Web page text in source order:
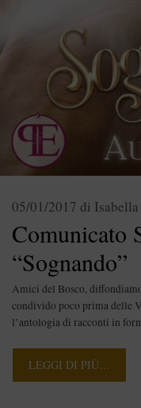
Comunicato
“Sognando”
05/01/2017 di
Amici del Bosco,
condivido poco prima delle
l’antologia di racconti in
LEGGI DI PIÙ…